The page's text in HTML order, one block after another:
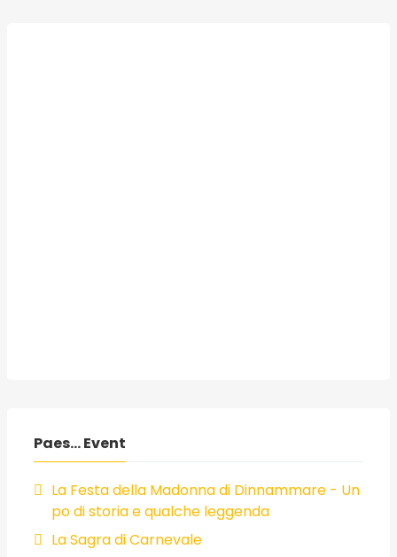
Paes... Event
La Festa della Madonna di Dinnammare - Un
po di storia e qualche leggenda
La Sagra di Carnevale